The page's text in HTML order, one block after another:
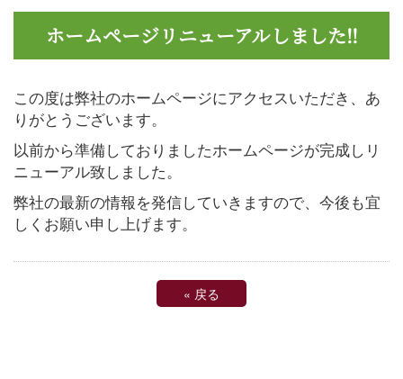
ホームページリニューアルしました‼
この度は弊社のホームページにアクセスいただき、あ
りがとうございます。
以前から準備しておりましたホームページが完成しリ
ニューアル致しました。
弊社の最新の情報を発信していきますので、今後も宜
しくお願い申し上げます。
« 戻る